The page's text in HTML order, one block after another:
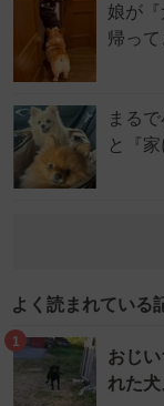
娘が
帰っ
まる
と『
よく読まれている
1
おじ
れた